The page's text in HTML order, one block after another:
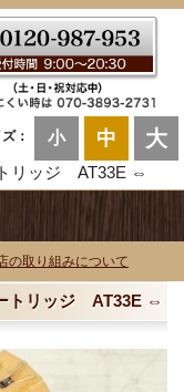
： 小 中 大
リッジ AT33E ⇔
の取り組みについて
トリッジ AT33E ⇔